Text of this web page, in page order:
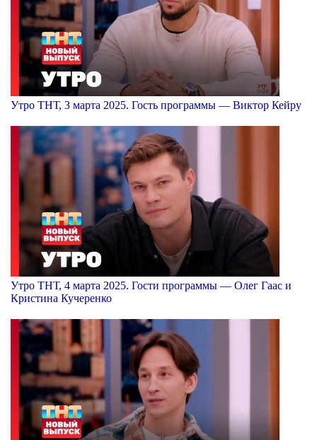
Утро ТНТ, 3 марта 2025. Гость программы — Виктор Кейру
Утро ТНТ, 4 марта 2025. Гости программы — Олег Гаас и
Кристина Кучеренко